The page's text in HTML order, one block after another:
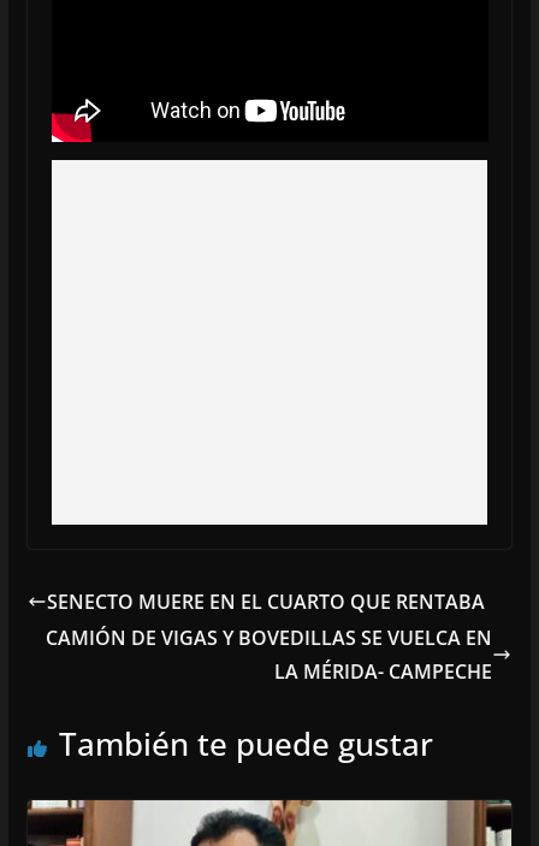
SENECTO MUERE EN EL CUARTO QUE RENTABA
CAMIÓN DE VIGAS Y BOVEDILLAS SE VUELCA EN
LA MÉRIDA- CAMPECHE
También te puede gustar